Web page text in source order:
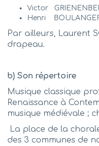
Victor
Henri
Par ailleurs, Laurent
drapeau.
b) Son répertoire
Musique classique
Renaissance à
musique médiévale ;
La place de la
des 3 communes de